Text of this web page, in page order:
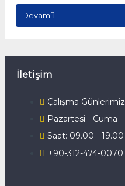
Devam
İletişim
Çalışma Günlerimiz
Pazartesi - Cuma
Saat: 09.00 - 19.00
+90-312-474-0070